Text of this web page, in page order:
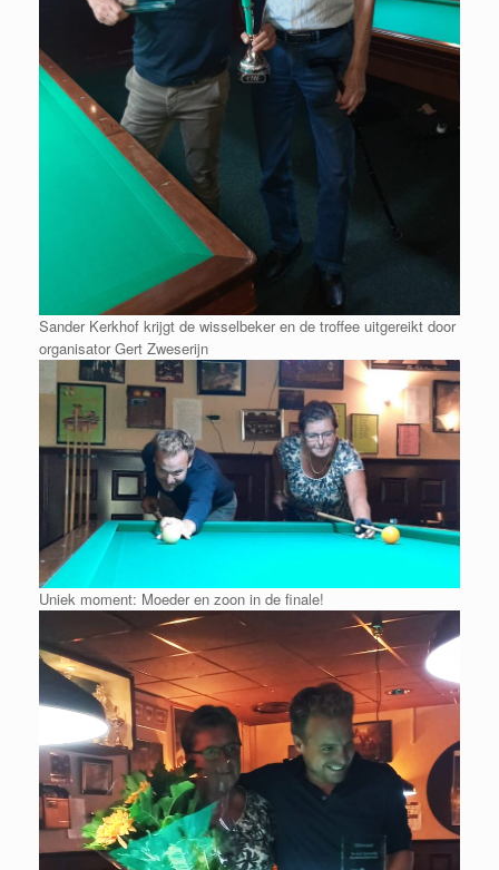
Sander Kerkhof krijgt de wisselbeker en de troffee uitgereikt door
organisator Gert Zweserijn
Uniek moment: Moeder en zoon in de finale!